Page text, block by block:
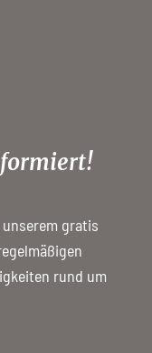
gratis
rund um